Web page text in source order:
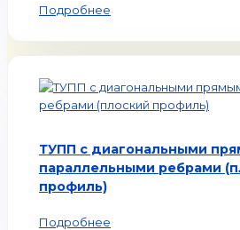
Подробнее
ТУПП с диагональными
параллельными ребрами
профиль)
Подробнее